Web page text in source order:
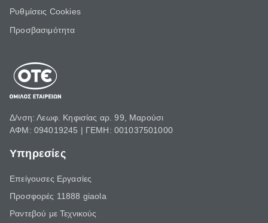
Ρυθμίσεις Cookies
Προσβασιμότητα
Δ/νση: Λεωφ. Κηφισίας αρ. 99, Μαρούσι
ΑΦΜ: 094019245 | ΓΕΜΗ: 001037501000
Υπηρεσίες
Επείγουσες Εργασίες
Προσφορές 11888 giaola
Ραντεβού με Τεχνικούς